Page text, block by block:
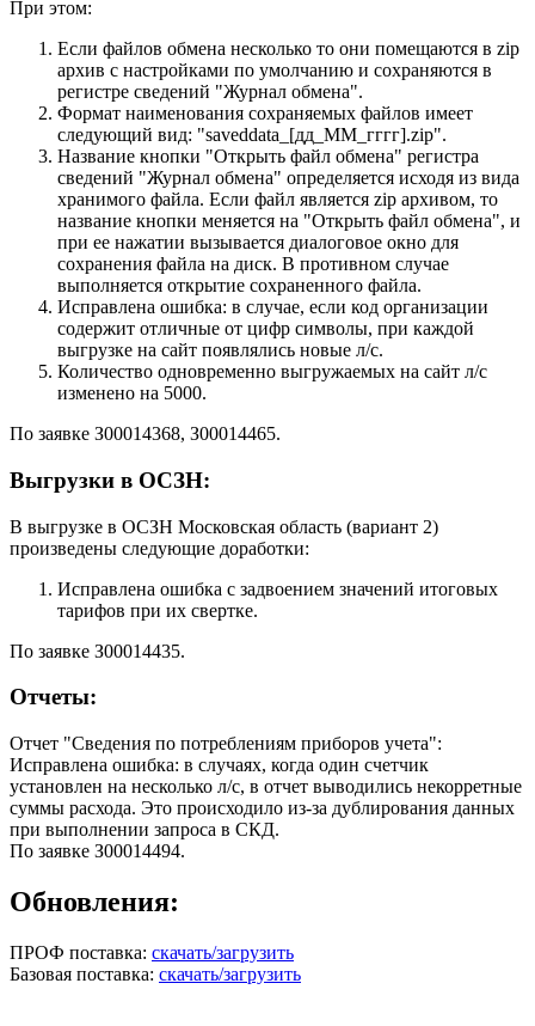
При этом:
Если файлов обмена несколько то они помещаются в zip
архив с настройками по умолчанию и сохраняются в
регистре сведений "Журнал обмена".
Формат наименования сохраняемых файлов имеет
следующий вид: "saveddata_[дд_ММ_гггг].zip".
Название кнопки "Открыть файл обмена" регистра
сведений "Журнал обмена" определяется исходя из вида
хранимого файла. Если файл является zip архивом, то
название кнопки меняется на "Открыть файл обмена", и
при ее нажатии вызывается диалоговое окно для
сохранения файла на диск. В противном случае
выполняется открытие сохраненного файла.
Исправлена ошибка: в случае, если код организации
содержит отличные от цифр символы, при каждой
выгрузке на сайт появлялись новые л/с.
Количество одновременно выгружаемых на сайт л/с
изменено на 5000.
По заявке З00014368, З00014465.
Выгрузки в ОСЗН:
В выгрузке в ОСЗН Московская область (вариант 2)
произведены следующие доработки:
Исправлена ошибка с задвоением значений итоговых
тарифов при их свертке.
По заявке З00014435.
Отчеты:
Отчет "Сведения по потреблениям приборов учета":
Исправлена ошибка: в случаях, когда один счетчик
установлен на несколько л/с, в отчет выводились некорретные
суммы расхода. Это происходило из-за дублирования данных
при выполнении запроса в СКД.
По заявке З00014494.
Обновления:
ПРОФ поставка: скачать/загрузить
Базовая поставка: скачать/загрузить